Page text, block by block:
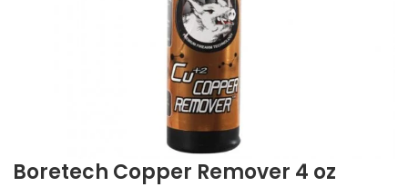
Boretech Copper Remover 4 oz